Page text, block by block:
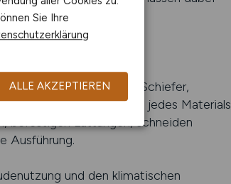
Materialien. Ob Ziegel, Schiefer,
die Eigenschaften jedes Materials
befestigen Lattungen, schneiden
Ausführung.
und den klimatischen
Sie Ihre
ALLE AKZEPTIEREN